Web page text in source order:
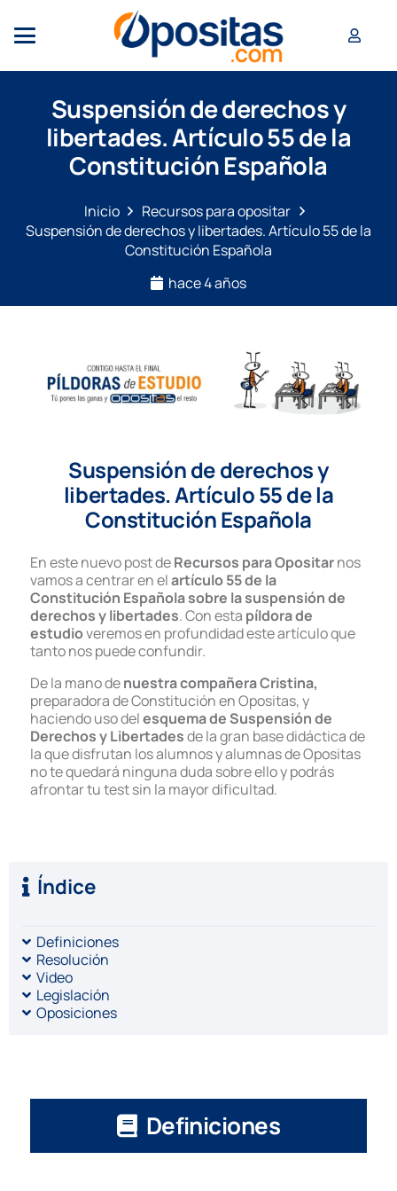
Suspensión de derechos y
libertades. Artículo 55 de la
Constitución Española
Inicio
Recursos para opositar
Suspensión de derechos y libertades. Artículo 55 de la
Constitución Española
hace 4 años
Suspensión de derechos y
libertades. Artículo 55 de la
Constitución Española
En este nuevo post deRecursos para Opositarnos
vamos a centrar en elartículo 55 de la
Constitución Española sobre la suspensión de
derechos y libertades. Con esta píldora de
estudioveremos en profundidad este artículo que
tanto nos puede confundir.
De la mano denuestra compañera Cristina,
preparadora de Constitución en Opositas, y
haciendo uso delesquema de Suspensión de
Derechos y Libertadesde la gran base didáctica de
la que disfrutan los alumnos y alumnas de Opositas
no te quedará ninguna duda sobre ello y podrás
afrontar tu test sin la mayor dificultad.
Índice
Definiciones
Resolución
Video
Legislación
Oposiciones
Definiciones